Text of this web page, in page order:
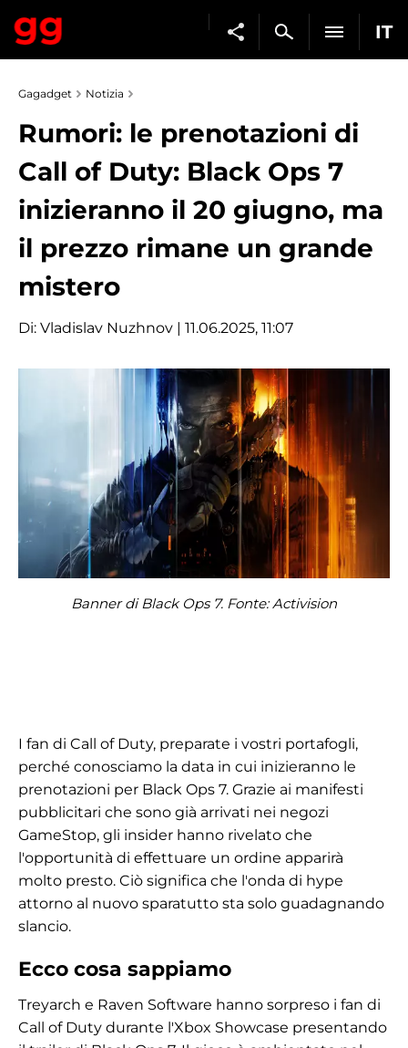
IT
Gagadget Notizia
Rumori: le prenotazioni di
Call of Duty: Black Ops 7
inizieranno il 20 giugno, ma
il prezzo rimane un grande
mistero
Di: Vladislav Nuzhnov | 11.06.2025, 11:07
Banner di Black Ops 7. Fonte: Activision
I fan di Call of Duty, preparate i vostri portafogli,
perché conosciamo la data in cui inizieranno le
prenotazioni per Black Ops 7. Grazie ai manifesti
pubblicitari che sono già arrivati nei negozi
GameStop, gli insider hanno rivelato che
l'opportunità di effettuare un ordine apparirà
molto presto. Ciò significa che l'onda di hype
attorno al nuovo sparatutto sta solo guadagnando
slancio.
Ecco cosa sappiamo
Treyarch e Raven Software hanno sorpreso i fan di
Call of Duty durante l'Xbox Showcase presentando